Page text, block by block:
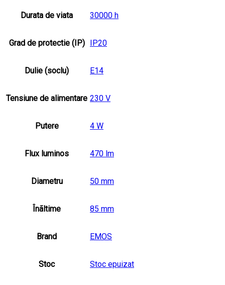
Durata de viata 30000 h
Grad de protectie (IP) IP20
Dulie (soclu) E14
Tensiune de alimentare 230 V
Putere 4 W
Flux luminos 470 lm
Diametru 50 mm
Înãltime 85 mm
Brand EMOS
Stoc Stoc epuizat